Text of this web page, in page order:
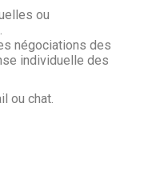
ou
négociations des
individuelle des
ou chat.